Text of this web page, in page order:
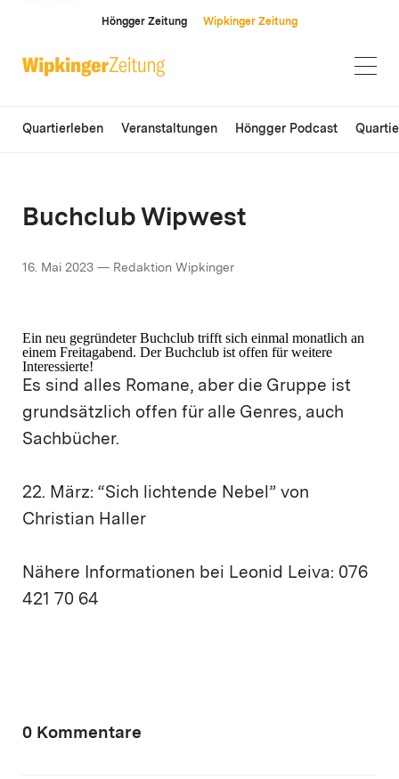
Höngger Zeitung Wipkinger Zeitung
Quartierleben Veranstaltungen Höngger Podcast
Buchclub Wipwest
16. Mai 2023 — Redaktion Wipkinger
Ein neu gegründeter Buchclub trifft sich einmal monatlich an
einem Freitagabend. Der Buchclub ist offen für weitere
Interessierte!
Es sind alles Romane, aber die Gruppe ist
grundsätzlich offen für alle Genres, auch
Sachbücher.
22. März: “Sich lichtende Nebel” von
Christian Haller
Nähere Informationen bei Leonid Leiva: 076
421 70 64
0 Kommentare